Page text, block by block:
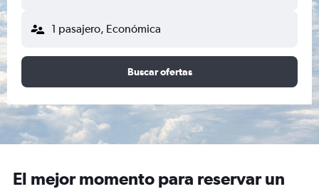
1 pasajero, Económica
Buscar ofertas
El mejor momento para reservar un